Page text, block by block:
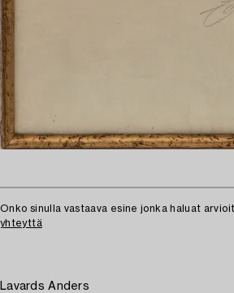
Onko sinulla vastaava esine jonka haluat
yhteyttä
Lavards Anders